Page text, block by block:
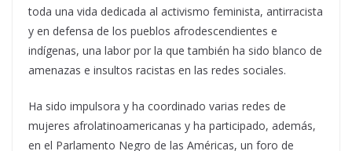
toda una vida dedicada al activismo feminista, antirracista
y en defensa de los pueblos afrodescendientes e
indígenas, una labor por la que también ha sido blanco de
amenazas e insultos racistas en las redes sociales.
Ha sido impulsora y ha coordinado varias redes de
mujeres afrolatinoamericanas y ha participado, además,
en el Parlamento Negro de las Américas, un foro de